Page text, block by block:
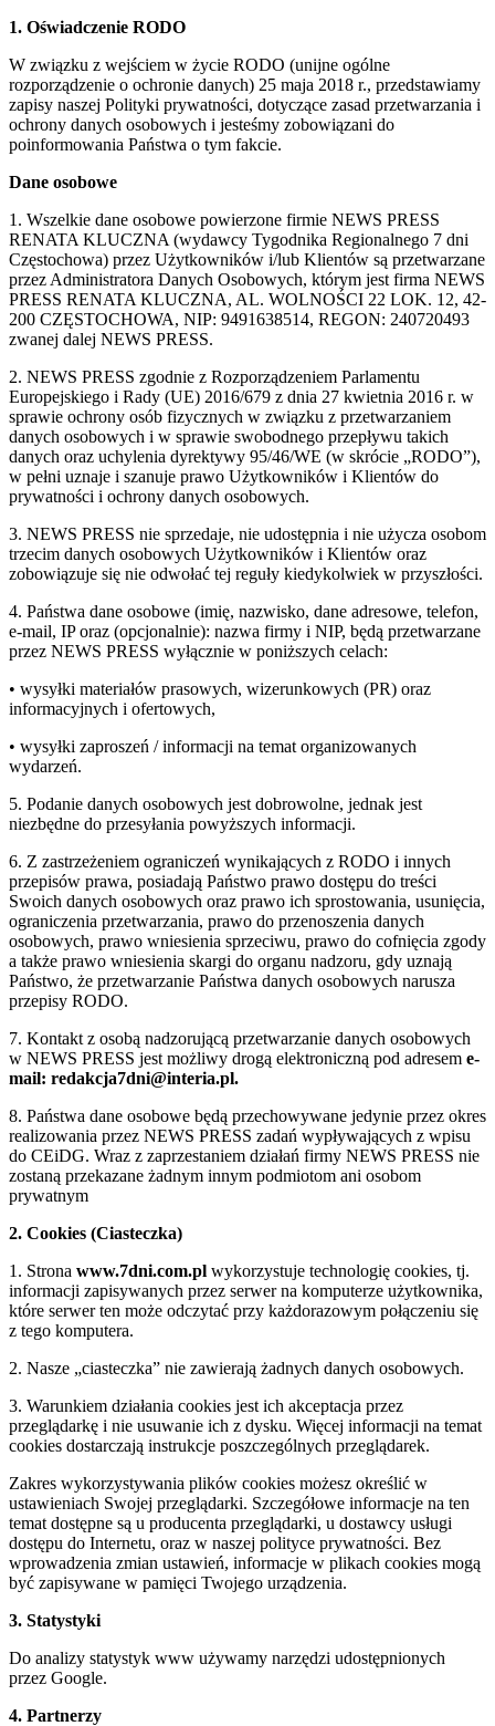
1. Oświadczenie RODO
W związku z wejściem w życie RODO (unijne ogólne
rozporządzenie o ochronie danych) 25 maja 2018 r., przedstawiamy
zapisy naszej Polityki prywatności, dotyczące zasad przetwarzania i
ochrony danych osobowych i jesteśmy zobowiązani do
poinformowania Państwa o tym fakcie.
Dane osobowe
1. Wszelkie dane osobowe powierzone firmie NEWS PRESS
RENATA KLUCZNA (wydawcy Tygodnika Regionalnego 7 dni
Częstochowa) przez Użytkowników i/lub Klientów są przetwarzane
przez Administratora Danych Osobowych, którym jest firma NEWS
PRESS RENATA KLUCZNA, AL. WOLNOŚCI 22 LOK. 12, 42-
200 CZĘSTOCHOWA, NIP: 9491638514, REGON: 240720493
zwanej dalej NEWS PRESS.
2. NEWS PRESS zgodnie z Rozporządzeniem Parlamentu
Europejskiego i Rady (UE) 2016/679 z dnia 27 kwietnia 2016 r. w
sprawie ochrony osób fizycznych w związku z przetwarzaniem
danych osobowych i w sprawie swobodnego przepływu takich
danych oraz uchylenia dyrektywy 95/46/WE (w skrócie „RODO”),
w pełni uznaje i szanuje prawo Użytkowników i Klientów do
prywatności i ochrony danych osobowych.
3. NEWS PRESS nie sprzedaje, nie udostępnia i nie użycza osobom
trzecim danych osobowych Użytkowników i Klientów oraz
zobowiązuje się nie odwołać tej reguły kiedykolwiek w przyszłości.
4. Państwa dane osobowe (imię, nazwisko, dane adresowe, telefon,
e-mail, IP oraz (opcjonalnie): nazwa firmy i NIP, będą przetwarzane
przez NEWS PRESS wyłącznie w poniższych celach:
• wysyłki materiałów prasowych, wizerunkowych (PR) oraz
informacyjnych i ofertowych,
• wysyłki zaproszeń / informacji na temat organizowanych
wydarzeń.
5. Podanie danych osobowych jest dobrowolne, jednak jest
niezbędne do przesyłania powyższych informacji.
6. Z zastrzeżeniem ograniczeń wynikających z RODO i innych
przepisów prawa, posiadają Państwo prawo dostępu do treści
Swoich danych osobowych oraz prawo ich sprostowania, usunięcia,
ograniczenia przetwarzania, prawo do przenoszenia danych
osobowych, prawo wniesienia sprzeciwu, prawo do cofnięcia zgody
a także prawo wniesienia skargi do organu nadzoru, gdy uznają
Państwo, że przetwarzanie Państwa danych osobowych narusza
przepisy RODO.
7. Kontakt z osobą nadzorującą przetwarzanie danych osobowych
w NEWS PRESS jest możliwy drogą elektroniczną pod adresem e-
mail: redakcja7dni@interia.pl.
8. Państwa dane osobowe będą przechowywane jedynie przez okres
realizowania przez NEWS PRESS zadań wypływających z wpisu
do CEiDG. Wraz z zaprzestaniem działań firmy NEWS PRESS nie
zostaną przekazane żadnym innym podmiotom ani osobom
prywatnym
2. Cookies (Ciasteczka)
1. Strona www.7dni.com.pl wykorzystuje technologię cookies, tj.
informacji zapisywanych przez serwer na komputerze użytkownika,
które serwer ten może odczytać przy każdorazowym połączeniu się
z tego komputera.
2. Nasze „ciasteczka” nie zawierają żadnych danych osobowych.
3. Warunkiem działania cookies jest ich akceptacja przez
przeglądarkę i nie usuwanie ich z dysku. Więcej informacji na temat
cookies dostarczają instrukcje poszczególnych przeglądarek.
Zakres wykorzystywania plików cookies możesz określić w
ustawieniach Swojej przeglądarki. Szczegółowe informacje na ten
temat dostępne są u producenta przeglądarki, u dostawcy usługi
dostępu do Internetu, oraz w naszej polityce prywatności. Bez
wprowadzenia zmian ustawień, informacje w plikach cookies mogą
być zapisywane w pamięci Twojego urządzenia.
3. Statystyki
Do analizy statystyk www używamy narzędzi udostępnionych
przez Google.
4. Partnerzy